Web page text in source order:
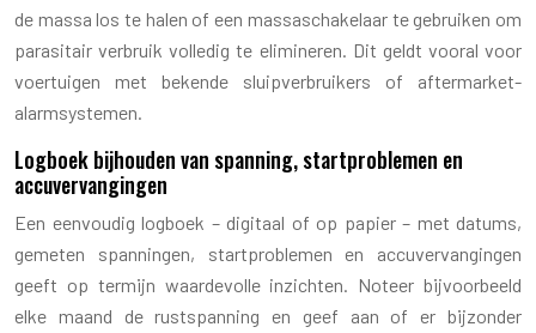
de massa los te halen of een massaschakelaar te gebruiken om
parasitair verbruik volledig te elimineren. Dit geldt vooral voor
voertuigen met bekende sluipverbruikers of aftermarket-
alarmsystemen.
Logboek bijhouden van spanning, startproblemen en
accuvervangingen
Een eenvoudig logboek – digitaal of op papier – met datums,
gemeten spanningen, startproblemen en accuvervangingen
geeft op termijn waardevolle inzichten. Noteer bijvoorbeeld
elke maand de rustspanning en geef aan of er bijzonder